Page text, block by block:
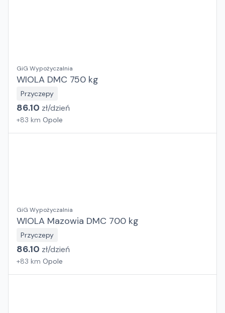
GiG Wypożyczalnia
WIOLA DMC 750 kg
Przyczepy
86.10 zł/dzień
+83 km Opole
GiG Wypożyczalnia
WIOLA Mazowia DMC 700 kg
Przyczepy
86.10 zł/dzień
+83 km Opole